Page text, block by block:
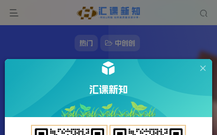
热门 中创创
德哥·拼多多改10W+实操教程课，手把手实
2023-12-22
886
该作者已发布77957篇文章
汇课新知